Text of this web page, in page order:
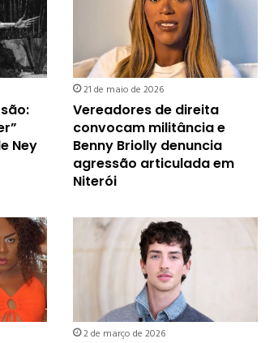
Ney
21 de maio de 2026
Vereadores de direita
convocam militância e
Benny Briolly denuncia
agressão articulada em
Niterói
2 de março de 2026